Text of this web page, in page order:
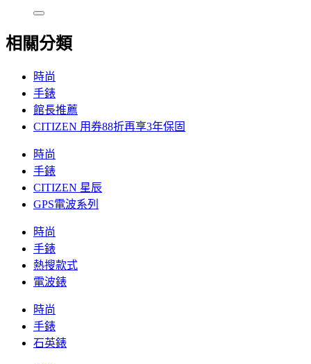
相關分類
時尚
手錶
館長推薦
CITIZEN 用券88折再享3年保固
時尚
手錶
CITIZEN 星辰
GPS電波系列
時尚
手錶
熱搜款式
電波錶
時尚
手錶
石英錶